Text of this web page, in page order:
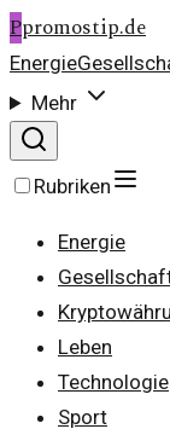
Ppromostip.de
Energie
Mehr
Rubriken
Energie
Leben
Technologie
Sport